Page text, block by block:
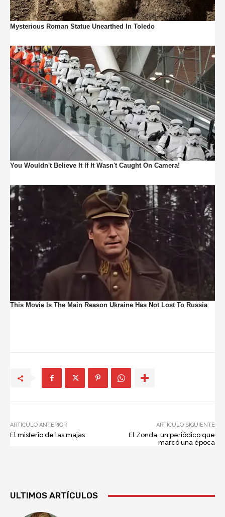
ARTÍCULO ANTERIOR
El misterio de las majas
ARTÍCULO SIGUIENTE
El Zonda, un periódico que
marcó una época
ULTIMOS ARTÍCULOS